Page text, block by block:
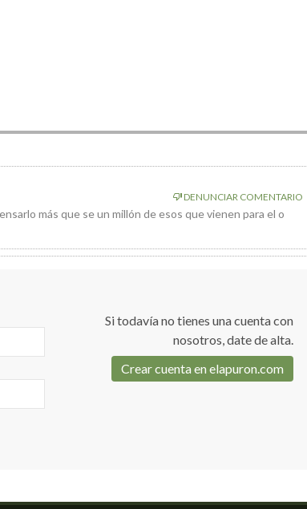
DENUNCIAR COMENTARIO
más que se un millón de esos que vienen para el o
Si todavía no tienes una cuenta con
nosotros, date de alta.
Crear cuenta en elapuron.com